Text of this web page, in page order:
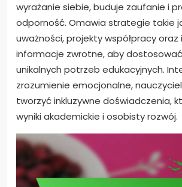
wyrażanie siebie, buduje zaufanie i
odporność. Omawia strategie takie
uważności, projekty współpracy oraz
informacje zwrotne, aby
unikalnych potrzeb edukacyjnych.
zrozumienie emocjonalne,
tworzyć inkluzywne doświadczenia,
wyniki akademickie i osobisty rozwój.